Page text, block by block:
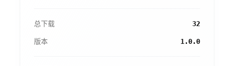
总下载 32
版本 1.0.0